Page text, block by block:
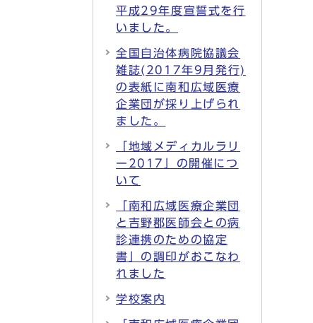
平成29年度宣誓式を行
いました。
全国自治体病院協議会
雑誌(2017年9月発行)
の表紙に南和広域医療
企業団が採り上げられ
ました。
「地域メディカルラリ
ー2017」の開催につ
いて
「南和広域医療企業団
と吉野郡医師会との病
診連携のための協定
書」の調印がおこなわ
れました
学校案内